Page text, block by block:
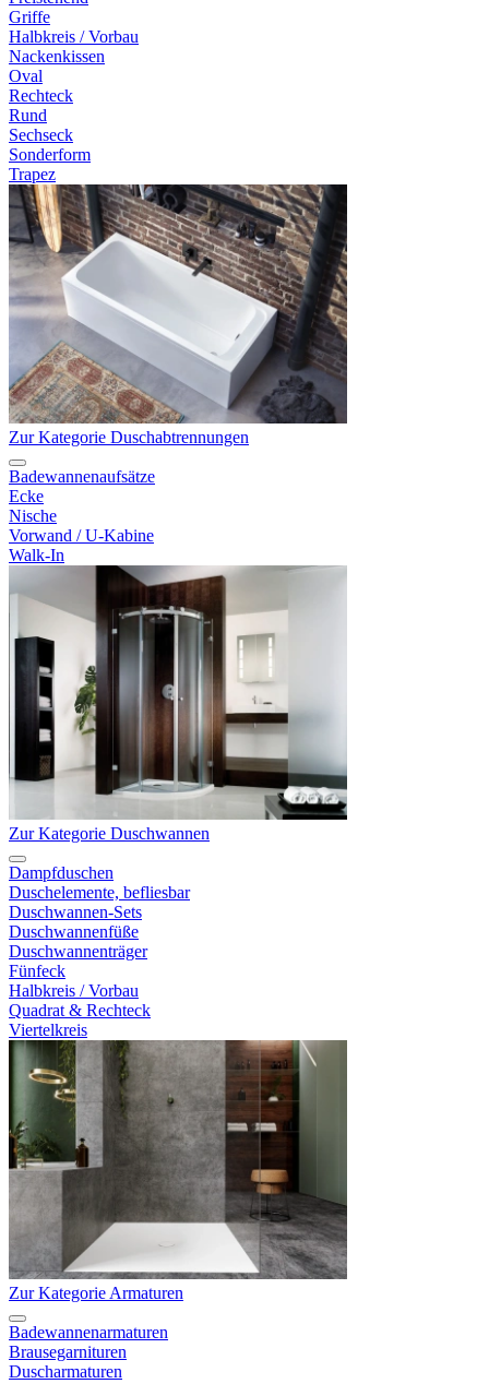
Griffe
Halbkreis / Vorbau
Nackenkissen
Oval
Rechteck
Rund
Sechseck
Sonderform
Trapez
Zur Kategorie Duschabtrennungen
Badewannenaufsätze
Ecke
Nische
Vorwand / U-Kabine
Walk-In
Zur Kategorie Duschwannen
Dampfduschen
Duschelemente, befliesbar
Duschwannen-Sets
Duschwannenfüße
Duschwannenträger
Fünfeck
Halbkreis / Vorbau
Quadrat & Rechteck
Viertelkreis
Zur Kategorie Armaturen
Badewannenarmaturen
Brausegarnituren
Duscharmaturen